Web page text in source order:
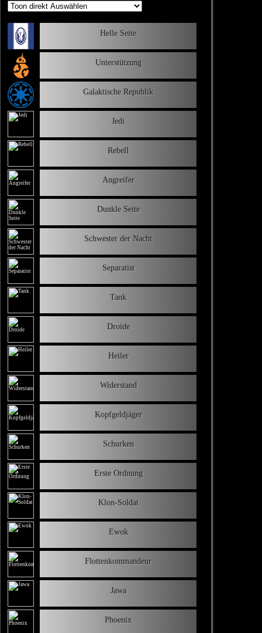
Helle Seite
Unterstützung
Galaktische Republik
Jedi
Rebell
Angreifer
Dunkle Seite
Schwester der Nacht
Separatist
Tank
Droide
Heiler
Widerstand
Kopfgeldjäger
Schurken
Erste Ordnung
Klon-Soldat
Ewok
Flottenkommandeur
Jawa
Phoenix